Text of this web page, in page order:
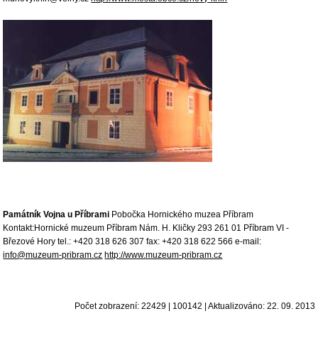
Památník Vojna u Příbrami Pobočka Hornického muzea Příbram
Kontakt:Hornické muzeum Příbram Nám. H. Kličky 293 261 01 Příbram VI -
Březové Hory tel.: +420 318 626 307 fax: +420 318 622 566 e-mail:
info@muzeum-pribram.cz http://www.muzeum-pribram.cz
Počet zobrazení: 22429 | 100142 | Aktualizováno: 22. 09. 2013